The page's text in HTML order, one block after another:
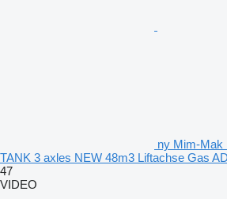
ny Mim-Mak
TANK 3 axles NEW 48m3 Liftachse Gas
47
VIDEO